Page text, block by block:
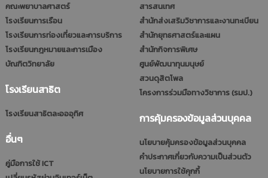
คณะพยาบาลศาสตร์
โรงเรียนการเรือน
โรงเรียนการท่องเที่ยวและการบริการ
โรงเรียนกฎหมายและการเมือง
บัณฑิตวิทยาลัย
โรงเรียนสาธิต
โรงเรียนสาธิตละอออุทิศ
อื่นๆ
คู่มือการใช้ ICT
สารสนเทศ
สำนักส่งเสริมวิชาการและงานทะเบียน
สำนักยุทธศาสตร์และแผน
สำนักกิจการพิเศษ
ศูนย์พัฒนาทุนมนุษย์
สวนดุสิตโพล
โครงการร่วมมือทางวิชาการ (รมป.)
การคุ้มครองข้อมูลส่วนบุคคล
นโยบายคุ้มครองข้อมูลส่วนบุคคล
คำประกาศเกี่ยวกับความเป็นส่วนตัว
นโยบายการใช้คุกกี้